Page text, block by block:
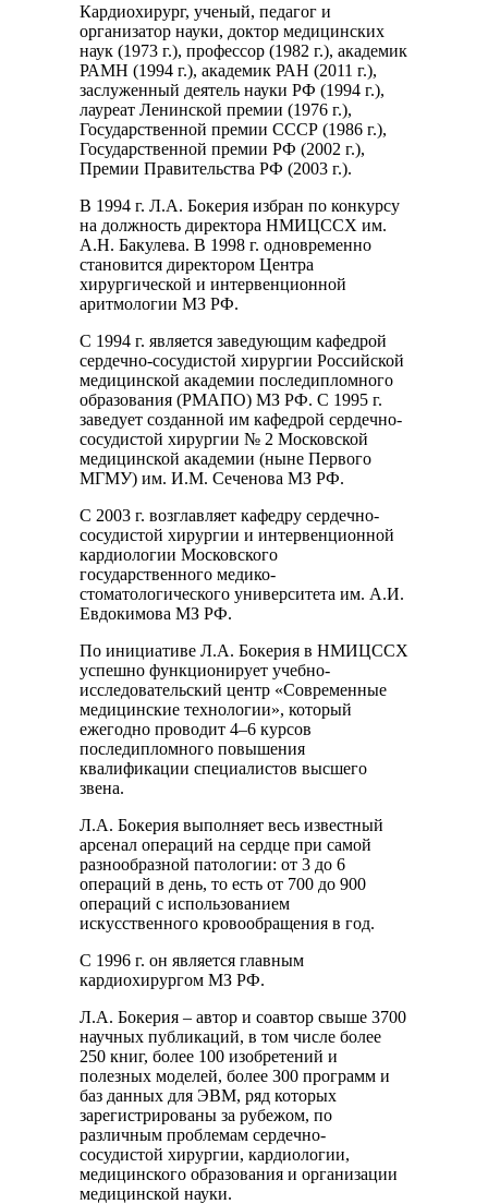
Кардиохирург, ученый, педагог и
организатор науки, доктор медицинских
наук (1973 г.), профессор (1982 г.), академик
РАМН (1994 г.), академик РАН (2011 г.),
заслуженный деятель науки РФ (1994 г.),
лауреат Ленинской премии (1976 г.),
Государственной премии СССР (1986 г.),
Государственной премии РФ (2002 г.),
Премии Правительства РФ (2003 г.).
В 1994 г. Л.А. Бокерия избран по конкурсу
на должность директора НМИЦССХ им.
А.Н. Бакулева. В 1998 г. одновременно
становится директором Центра
хирургической и интервенционной
аритмологии МЗ РФ.
С 1994 г. является заведующим кафедрой
сердечно-сосудистой хирургии Российской
медицинской академии последипломного
образования (РМАПО) МЗ РФ. С 1995 г.
заведует созданной им кафедрой сердечно-
сосудистой хирургии № 2 Московской
медицинской академии (ныне Первого
МГМУ) им. И.М. Сеченова МЗ РФ.
С 2003 г. возглавляет кафедру сердечно-
сосудистой хирургии и интервенционной
кардиологии Московского
государственного медико-
стоматологического университета им. А.И.
Евдокимова МЗ РФ.
По инициативе Л.А. Бокерия в НМИЦССХ
успешно функционирует учебно-
исследовательский центр «Современные
медицинские технологии», который
ежегодно проводит 4–6 курсов
последипломного повышения
квалификации специалистов высшего
звена.
Л.А. Бокерия выполняет весь известный
арсенал операций на сердце при самой
разнообразной патологии: от 3 до 6
операций в день, то есть от 700 до 900
операций с использованием
искусственного кровообращения в год.
С 1996 г. он является главным
кардиохирургом МЗ РФ.
Л.А. Бокерия – автор и соавтор свыше 3700
научных публикаций, в том числе более
250 книг, более 100 изобретений и
полезных моделей, более 300 программ и
баз данных для ЭВМ, ряд которых
зарегистрированы за рубежом, по
различным проблемам сердечно-
сосудистой хирургии, кардиологии,
медицинского образования и организации
медицинской науки.